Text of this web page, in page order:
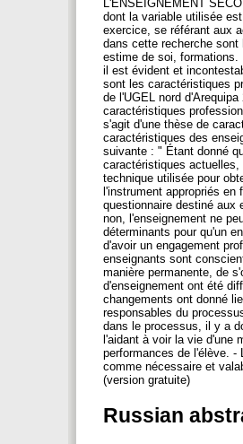
L'ENSEIGNEMENT
dont la variable utilisée
exercice, se référant aux
dans cette recherche
estime de soi, formations.
il est évident et
sont les caractéristiques
de l'UGEL nord
caractéristiques
s'agit d'une thèse de
caractéristiques des
suivante : " Étant donné
caractéristiques
technique utilisée pour
l'instrument appropriés
questionnaire destiné aux
non, l'enseignement ne
déterminants pour qu'un
d'avoir un engagement
enseignants sont
manière permanente, de
d'enseignement ont été
changements ont donné
responsables du
dans le processus, il y a
l'aidant à voir la vie d'une
performances de l'élève. -
comme nécessaire et
(version gratuite)
Russian